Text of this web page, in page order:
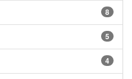
8
5
4